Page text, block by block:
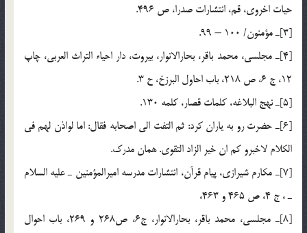
حيات اخروي، قم، انتشارات صدرا، ص 496.
[3]ـ مؤمنون/ 100 – 99.
[4]ـ مجلسي، محمد باقر، بحارالانوار، بيروت، دار احياء التراث العربي، چاپ
12، ج 6، ص 218، باب احاول البرزخ، ح 3.
[5]ـ نهج البلاغه، كلمات قصار، كلمه 130.
[6]ـ حضرت رو به ياران كرد: ثم التفت الي اصحابه فقال: اما لواذن لهم في
الكلام لاخبرو كم ان خير الزاد التقوي. همان مدرك.
[7]ـ مكارم شيرازي، پيام قرآن، انتشارات مدرسه اميرالمؤمنين ـ عليه السلام
ـ ، ج 4، ص 465 و 463،
[8]ـ مجلسي، محمد باقر، بحارالانوار، ج6، ص268 و 269، باب احوال